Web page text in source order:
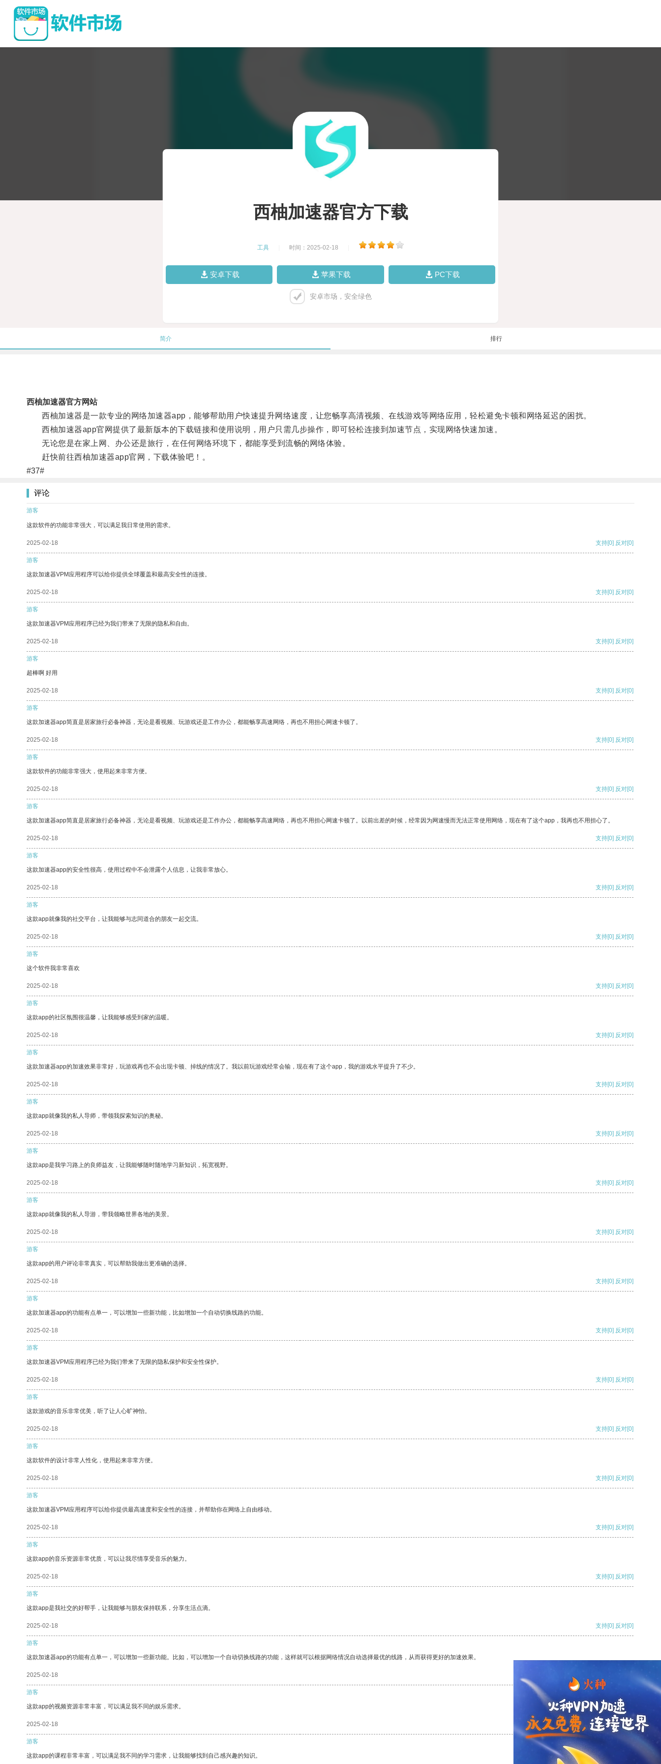
西柚加速器官方下载
工具 时间：2025-02-18
安卓下载 苹果下载 PC下载
安卓市场，安全绿色
简介 排行
西柚加速器官方网站
西柚加速器是一款专业的网络加速器app，能够帮助用户快速提升网络速度，让您畅享高清视频、在线游戏等网络应用，轻松避免卡顿和网络延迟的困扰。
西柚加速器app官网提供了最新版本的下载链接和使用说明，用户只需几步操作，即可轻松连接到加速节点，实现网络快速加速。
无论您是在家上网、办公还是旅行，在任何网络环境下，都能享受到流畅的网络体验。
赶快前往西柚加速器app官网，下载体验吧！。
#37#
评论
游客
这款软件的功能非常强大，可以满足我日常使用的需求。
2025-02-18 支持[0] 反对[0]
游客
这款加速器VPM应用程序可以给你提供全球覆盖和最高安全性的连接。
2025-02-18 支持[0] 反对[0]
游客
这款加速器VPM应用程序已经为我们带来了无限的隐私和自由。
2025-02-18 支持[0] 反对[0]
游客
超棒啊 好用
2025-02-18 支持[0] 反对[0]
游客
这款加速器app简直是居家旅行必备神器，无论是看视频、玩游戏还是工作办公，都能畅享高速网络，再也不用担心网速卡顿了。
2025-02-18 支持[0] 反对[0]
游客
这款软件的功能非常强大，使用起来非常方便。
2025-02-18 支持[0] 反对[0]
游客
这款加速器app简直是居家旅行必备神器，无论是看视频、玩游戏还是工作办公，都能畅享高速网络，再也不用担心网速卡顿了。以前出差的时候，经常因为网速慢而无法正常使用网络，现在有了这个app，我再也不用担心了。
2025-02-18 支持[0] 反对[0]
游客
这款加速器app的安全性很高，使用过程中不会泄露个人信息，让我非常放心。
2025-02-18 支持[0] 反对[0]
游客
这款app就像我的社交平台，让我能够与志同道合的朋友一起交流。
2025-02-18 支持[0] 反对[0]
游客
这个软件我非常喜欢
2025-02-18 支持[0] 反对[0]
游客
这款app的社区氛围很温馨，让我能够感受到家的温暖。
2025-02-18 支持[0] 反对[0]
游客
这款加速器app的加速效果非常好，玩游戏再也不会出现卡顿、掉线的情况了。我以前玩游戏经常会输，现在有了这个app，我的游戏水平提升了不少。
2025-02-18 支持[0] 反对[0]
游客
这款app就像我的私人导师，带领我探索知识的奥秘。
2025-02-18 支持[0] 反对[0]
游客
这款app是我学习路上的良师益友，让我能够随时随地学习新知识，拓宽视野。
2025-02-18 支持[0] 反对[0]
游客
这款app就像我的私人导游，带我领略世界各地的美景。
2025-02-18 支持[0] 反对[0]
游客
这款app的用户评论非常真实，可以帮助我做出更准确的选择。
2025-02-18 支持[0] 反对[0]
游客
这款加速器app的功能有点单一，可以增加一些新功能，比如增加一个自动切换线路的功能。
2025-02-18 支持[0] 反对[0]
游客
这款加速器VPM应用程序已经为我们带来了无限的隐私保护和安全性保护。
2025-02-18 支持[0] 反对[0]
游客
这款游戏的音乐非常优美，听了让人心旷神怡。
2025-02-18 支持[0] 反对[0]
游客
这款软件的设计非常人性化，使用起来非常方便。
2025-02-18 支持[0] 反对[0]
游客
这款加速器VPM应用程序可以给你提供最高速度和安全性的连接，并帮助你在网络上自由移动。
2025-02-18 支持[0] 反对[0]
游客
这款app的音乐资源非常优质，可以让我尽情享受音乐的魅力。
2025-02-18 支持[0] 反对[0]
游客
这款app是我社交的好帮手，让我能够与朋友保持联系，分享生活点滴。
2025-02-18 支持[0] 反对[0]
游客
这款加速器app的功能有点单一，可以增加一些新功能。比如，可以增加一个自动切换线路的功能，这样就可以根据网络情况自动选择最优的线路，从而获得更好的加速效果。
2025-02-18
游客
这款app的视频资源非常丰富，可以满足我不同的娱乐需求。
2025-02-18 支持 [0] 反对[0]
游客
这款app的课程非常丰富，可以满足我不同的学习需求，让我能够找到自己感兴趣的知识。